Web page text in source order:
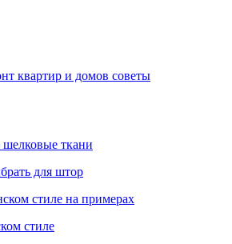
квартир и домов советы
ткани
для штор
стиле на примерах
стиле